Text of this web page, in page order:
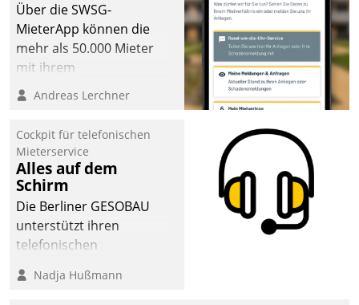
Über die SWSG-
MieterApp können die
mehr als 50.000 Mieter
mit ihrem
Wohnungsunternehmen
kommunizieren, auf dem
einsehen und ändern
oder
Schadensmeldungen
abgeben – rund um die
Uhr.
Andreas Lerchner
Cockpit für telefonischen
Mieterservice
Alles auf dem
Schirm
Die Berliner GESOBAU
unterstützt ihren
telefonischen
digitalen Cockpit, das
Nadja Hußmann